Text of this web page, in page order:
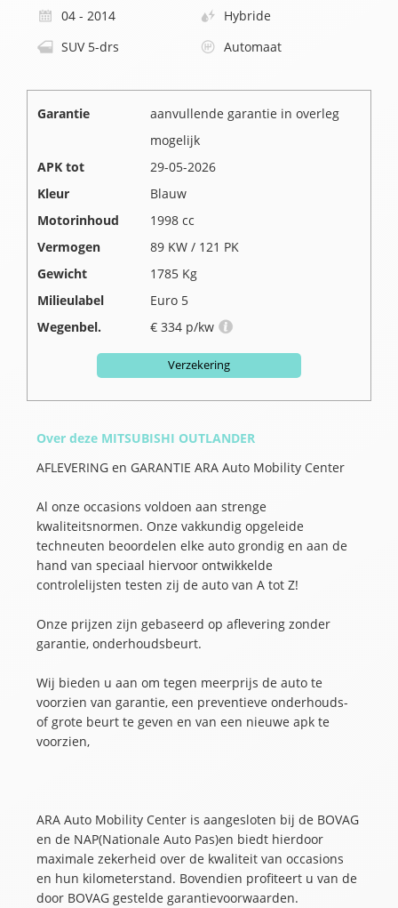
04 - 2014
Hybride
SUV 5-drs
Automaat
Garantie
aanvullende garantie in overleg
mogelijk
APK tot
29-05-2026
Kleur
Blauw
Motorinhoud
1998 cc
Vermogen
89 KW / 121 PK
Gewicht
1785 Kg
Milieulabel
Euro 5
Wegenbel.
€ 334 p/kw
Verzekering
Over deze MITSUBISHI OUTLANDER
AFLEVERING en GARANTIE ARA Auto Mobility Center
Al onze occasions voldoen aan strenge
kwaliteitsnormen. Onze vakkundig opgeleide
techneuten beoordelen elke auto grondig en aan de
hand van speciaal hiervoor ontwikkelde
controlelijsten testen zij de auto van A tot Z!
Onze prijzen zijn gebaseerd op aflevering zonder
garantie, onderhoudsbeurt.
Wij bieden u aan om tegen meerprijs de auto te
voorzien van garantie, een preventieve onderhouds-
of grote beurt te geven en van een nieuwe apk te
voorzien,
ARA Auto Mobility Center is aangesloten bij de BOVAG
en de NAP(Nationale Auto Pas)en biedt hierdoor
maximale zekerheid over de kwaliteit van occasions
en hun kilometerstand. Bovendien profiteert u van de
door BOVAG gestelde garantievoorwaarden.